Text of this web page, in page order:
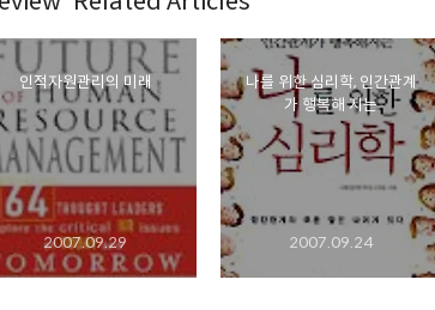
인적자원관리의 미래
2007.09.29
나를 위한 심리학, 인간관계
가 행복해 지는
2007.09.24